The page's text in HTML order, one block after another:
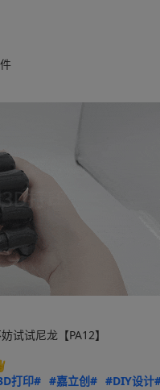
试试尼龙【PA12】
打印# #嘉立创# #DIY设计